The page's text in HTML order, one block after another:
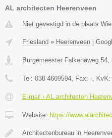
AL architecten Heerenveen
Niet gevestigd in de plaats
Friesland » Heerenveen
Burgemeester Falkenaweg 54,
Tel: 038 4669594, Fax: -, KvK:
E-mail › AL architecten
Website: https://
Architectenbureau in